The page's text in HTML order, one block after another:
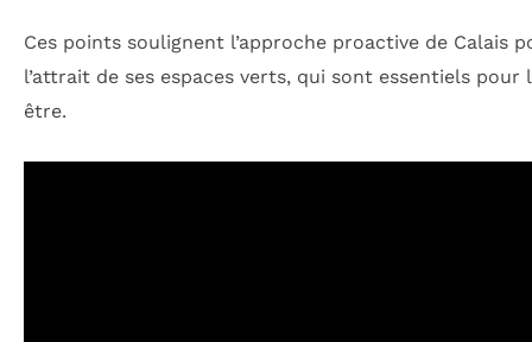
Ces points soulignent l’approche proactive de Calais
l’attrait de ses espaces verts, qui sont essentiels
être.